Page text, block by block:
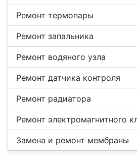
Ремонт термопары
Ремонт запальника
Ремонт водяного узла
Ремонт датчика контроля
Ремонт радиатора
Ремонт электромагнитного
Замена и ремонт мембраны